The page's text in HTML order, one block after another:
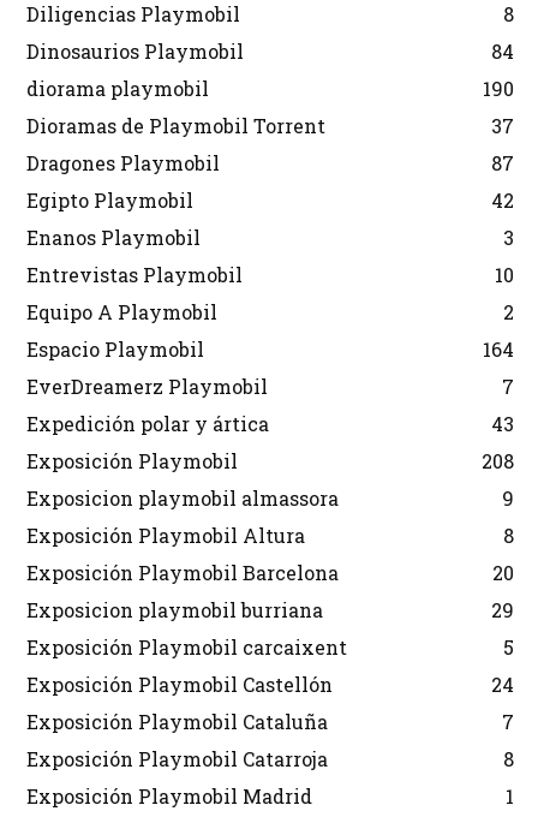
Diligencias Playmobil
8
Dinosaurios Playmobil
84
diorama playmobil
190
Dioramas de Playmobil Torrent
37
Dragones Playmobil
87
Egipto Playmobil
42
Enanos Playmobil
3
Entrevistas Playmobil
10
Equipo A Playmobil
2
Espacio Playmobil
164
EverDreamerz Playmobil
7
Expedición polar y ártica
43
Exposición Playmobil
208
Exposicion playmobil almassora
9
Exposición Playmobil Altura
8
Exposición Playmobil Barcelona
20
Exposicion playmobil burriana
29
Exposición Playmobil carcaixent
5
Exposición Playmobil Castellón
24
Exposición Playmobil Cataluña
7
Exposición Playmobil Catarroja
8
Exposición Playmobil Madrid
1